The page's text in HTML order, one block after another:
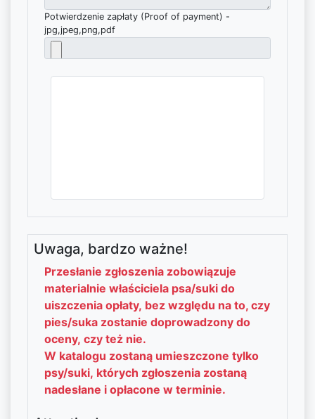
Potwierdzenie zapłaty (Proof of payment) -
jpg,jpeg,png,pdf
Uwaga, bardzo ważne!
Przesłanie zgłoszenia zobowiązuje
materialnie właściciela psa/suki do
uiszczenia opłaty, bez względu na to, czy
pies/suka zostanie doprowadzony do
oceny, czy też nie.
W katalogu zostaną umieszczone tylko
psy/suki, których zgłoszenia zostaną
nadesłane i opłacone w terminie.